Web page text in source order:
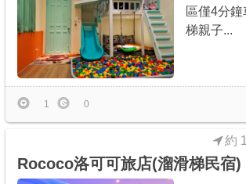
區僅4分
梯親子...
1 0
Rococo洛可可旅店(溜滑梯民宿)
約